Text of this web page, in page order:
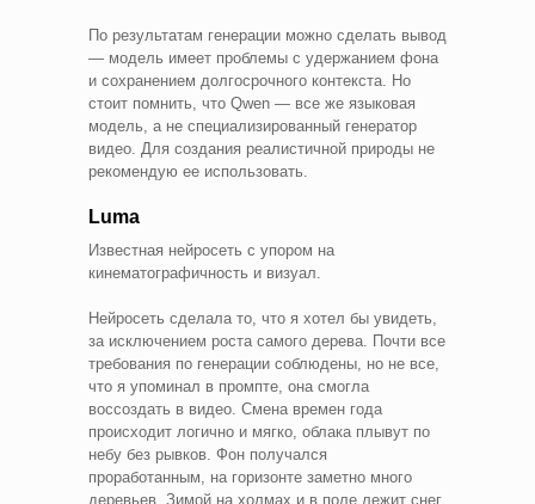
По результатам генерации можно сделать вывод
— модель имеет проблемы с удержанием фона
и сохранением долгосрочного контекста. Но
стоит помнить, что Qwen — все же языковая
модель, а не специализированный генератор
видео. Для создания реалистичной природы не
рекомендую ее использовать.
Lumа
Известная нейросеть с упором на
кинематографичность и визуал.
Нейросеть сделала то, что я хотел бы увидеть,
за исключением роста самого дерева. Почти все
требования по генерации соблюдены, но не все,
что я упоминал в промпте, она смогла
воссоздать в видео. Смена времен года
происходит логично и мягко, облака плывут по
небу без рывков. Фон получался
проработанным, на горизонте заметно много
деревьев. Зимой на холмах и в поле лежит снег,